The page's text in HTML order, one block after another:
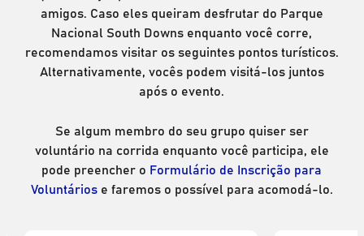
amigos. Caso eles queiram desfrutar do Parque
Nacional South Downs enquanto você corre,
recomendamos visitar os seguintes pontos turísticos.
Alternativamente, vocês podem visitá-los juntos
após o evento.
Se algum membro do seu grupo quiser ser
voluntário na corrida enquanto você participa, ele
pode preencher o Formulário de Inscrição para
Voluntáriose faremos o possível para acomodá-lo.